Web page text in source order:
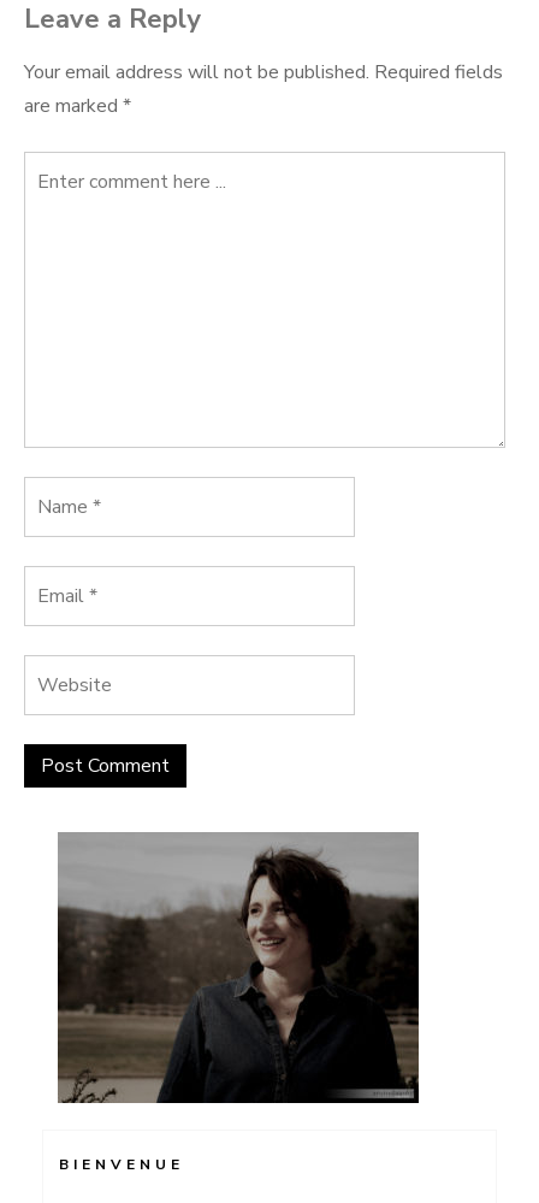
Leave a Reply
Your email address will not be published. Required fields
are marked *
BIENVENUE